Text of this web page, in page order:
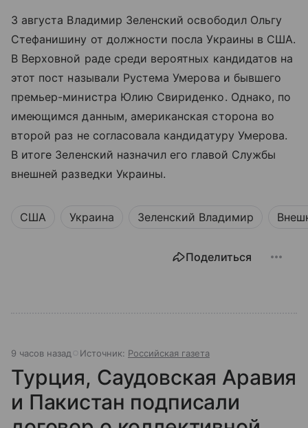
3 августа Владимир Зеленский освободил Ольгу
Стефанишину от должности посла Украины в США.
В Верховной раде среди вероятных кандидатов на
этот пост называли Рустема Умерова и бывшего
премьер-министра Юлию Свириденко. Однако, по
имеющимся данным, американская сторона во
второй раз не согласовала кандидатуру Умерова.
В итоге Зеленский назначил его главой Службы
внешней разведки Украины.
США Украина Зеленский Владимир
Поделиться
9 часов назад Источник: Российская газета
Турция, Саудовская Аравия
и Пакистан подписали